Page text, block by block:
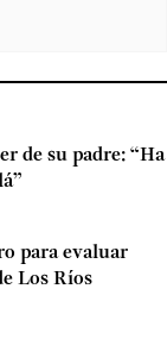
de su padre: “Ha
para evaluar
Los Ríos